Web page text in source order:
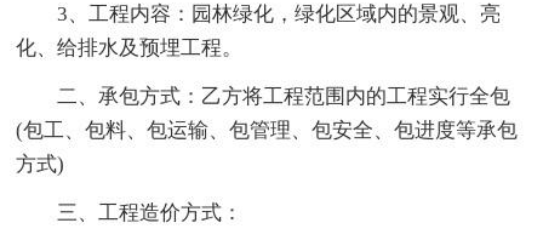
3、工程内容：园林绿化，绿化区域内的景观、亮
化、给排水及预埋工程。
二、承包方式：乙方将工程范围内的工程实行全包
(包工、包料、包运输、包管理、包安全、包进度等承包
方式)
三、工程造价方式：